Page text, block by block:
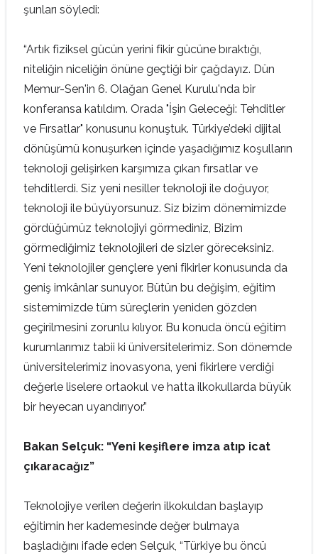
şunları söyledi:
“Artık fiziksel gücün yerini fikir gücüne bıraktığı,
niteliğin niceliğin önüne geçtiği bir çağdayız. Dün
Memur-Sen'in 6. Olağan Genel Kurulu'nda bir
konferansa katıldım. Orada "İşin Geleceği: Tehditler
ve Fırsatlar" konusunu konuştuk. Türkiye’deki dijital
dönüşümü konuşurken içinde yaşadığımız koşulların
teknoloji gelişirken karşımıza çıkan fırsatlar ve
tehditlerdi. Siz yeni nesiller teknoloji ile doğuyor,
teknoloji ile büyüyorsunuz. Siz bizim dönemimizde
gördüğümüz teknolojiyi görmediniz, Bizim
görmediğimiz teknolojileri de sizler göreceksiniz.
Yeni teknolojiler gençlere yeni fikirler konusunda da
geniş imkânlar sunuyor. Bütün bu değişim, eğitim
sistemimizde tüm süreçlerin yeniden gözden
geçirilmesini zorunlu kılıyor. Bu konuda öncü eğitim
kurumlarımız tabii ki üniversitelerimiz. Son dönemde
üniversitelerimiz inovasyona, yeni fikirlere verdiği
değerle liselere ortaokul ve hatta ilkokullarda büyük
bir heyecan uyandırıyor.”
Bakan Selçuk: “Yeni keşiflere imza atıp icat
çıkaracağız”
Teknolojiye verilen değerin ilkokuldan başlayıp
eğitimin her kademesinde değer bulmaya
başladığını ifade eden Selçuk, “Türkiye bu öncü